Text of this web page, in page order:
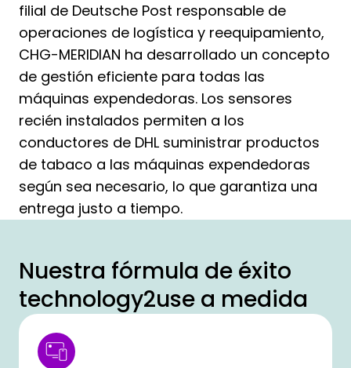
filial de Deutsche Post responsable de
operaciones de logística y reequipamiento,
CHG-MERIDIAN ha desarrollado un concepto
de gestión eficiente para todas las
máquinas expendedoras. Los sensores
recién instalados permiten a los
conductores de DHL suministrar productos
de tabaco a las máquinas expendedoras
según sea necesario, lo que garantiza una
entrega justo a tiempo.
Nuestra fórmula de éxito
technology2use a medida